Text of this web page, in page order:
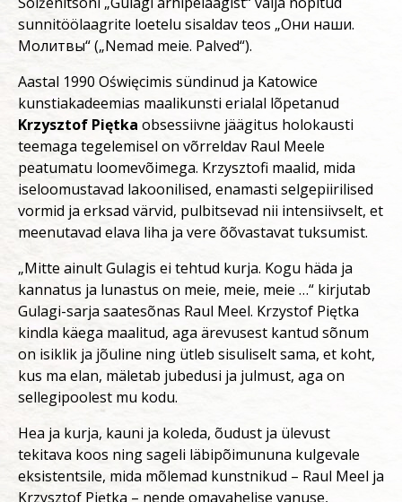
sunnitöölaagrite loetelu sisaldav teos „Они наши.
Молитвы“ („Nemad meie. Palved“).
Aastal 1990 Oświęcimis sündinud ja Katowice
kunstiakadeemias maalikunsti erialal lõpetanud
Krzysztof Piętka obsessiivne jäägitus holokausti
teemaga tegelemisel on võrreldav Raul Meele
peatumatu loomevõimega. Krzysztofi maalid, mida
iseloomustavad lakoonilised, enamasti selgepiirilised
vormid ja erksad värvid, pulbitsevad nii intensiivselt, et
meenutavad elava liha ja vere õõvastavat tuksumist.
„Mitte ainult Gulagis ei tehtud kurja. Kogu häda ja
kannatus ja lunastus on meie, meie, meie …“ kirjutab
Gulagi-sarja saatesõnas Raul Meel. Krzystof Piętka
kindla käega maalitud, aga ärevusest kantud sõnum
on isiklik ja jõuline ning ütleb sisuliselt sama, et koht,
kus ma elan, mäletab jubedusi ja julmust, aga on
sellegipoolest mu kodu.
Hea ja kurja, kauni ja koleda, õudust ja ülevust
tekitava koos ning sageli läbipõimununa kulgevale
eksistentsile, mida mõlemad kunstnikud – Raul Meel ja
Krzysztof Piętka – nende omavahelise vanuse,